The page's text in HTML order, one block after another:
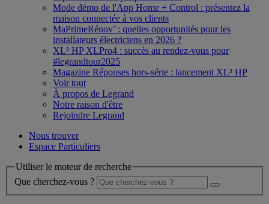
Mode démo de l'App Home + Control : présentez la
maison connectée à vos clients
MaPrimeRénov’ : quelles opportunités pour les
installateurs électriciens en 2026 ?
XL³ HP XLPro4 : succès au rendez-vous pour
#legrandtour2025
Magazine Réponses hors-série : lancement XL³ HP
Voir tout
À propos de Legrand
Notre raison d'être
Rejoindre Legrand
Nous trouver
Espace Particuliers
Utiliser le moteur de recherche
Que cherchez-vous ?